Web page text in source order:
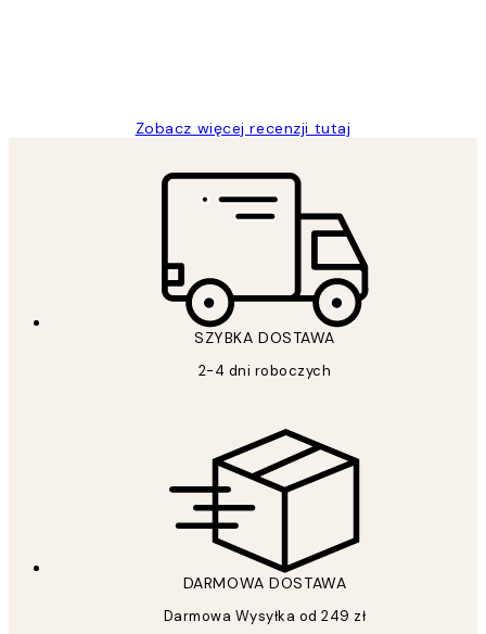
Zobacz więcej recenzji tutaj
SZYBKA DOSTAWA
2-4 dni roboczych
DARMOWA DOSTAWA
Darmowa Wysyłka od 249 zł